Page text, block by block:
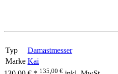
Typ
Damastmesser
Marke Kai
135,00 €